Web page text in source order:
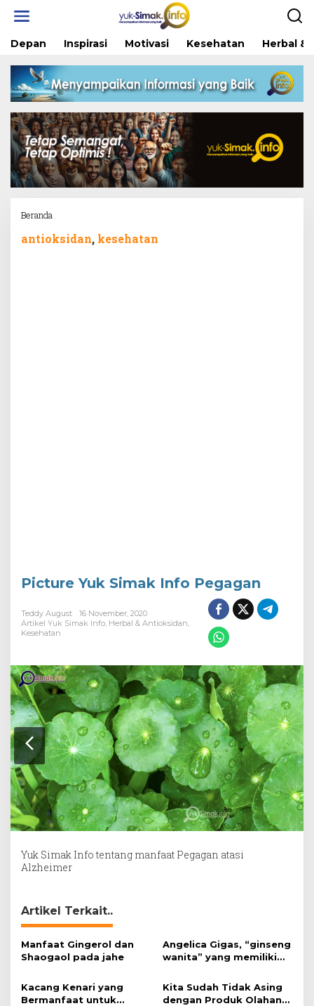
Depan Inspirasi Motivasi Kesehatan Herbal &
Beranda
antioksidan, kesehatan
Picture Yuk Simak Info Pegagan
Teddy August
16 November, 2020
Artikel Yuk Simak Info, Herbal & Antioksidan,
Kesehatan
Yuk Simak Info tentang manfaat Pegagan atasi
Alzheimer
Artikel Terkait..
Manfaat Gingerol dan
Shaogaol pada jahe
Angelica Gigas, “ginseng
wanita” yang memiliki
Kacang Kenari yang
Bermanfaat untuk
Kita Sudah Tidak Asing
dengan Produk Olahan